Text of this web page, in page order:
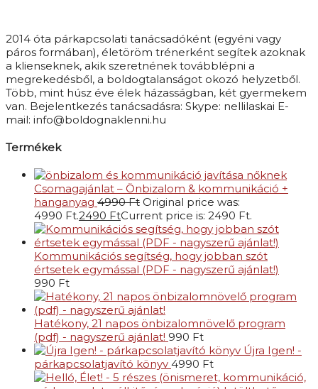
2014 óta párkapcsolati tanácsadóként (egyéni vagy
páros formában), életöröm trénerként segítek azoknak
a klienseknek, akik szeretnének továbblépni a
megrekedésből, a boldogtalanságot okozó helyzetből.
Több, mint húsz éve élek házasságban, két gyermekem
van. Bejelentkezés tanácsadásra: Skype: nellilaskai E-
mail: info@boldognaklenni.hu
Termékek
Csomagajánlat – Önbizalom & kommunikáció +
hanganyag 4990Ft Original price was:
4990 Ft.2490 FtCurrent price is: 2490 Ft.
Kommunikációs segítség, hogy jobban szót
értsetek egymással (PDF - nagyszerű ajánlat!)
990 Ft
Hatékony, 21 napos önbizalomnövelő program
(pdf) - nagyszerű ajánlat! 990 Ft
Újra Igen! -
párkapcsolatjavító könyv 4990 Ft